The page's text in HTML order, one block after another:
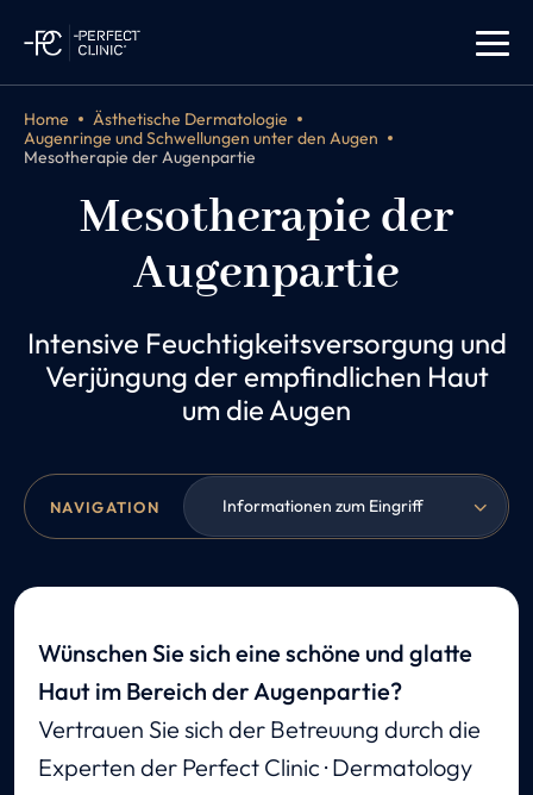
Home
Ästhetische Dermatologie
Augenringe und Schwellungen unter den Augen
Mesotherapie der Augenpartie
Mesotherapie der
Augenpartie
Intensive Feuchtigkeitsversorgung und
Verjüngung der empfindlichen Haut
um die Augen
NAVIGATION Informationen zum Eingriff
Wünschen Sie sich eine schöne und glatte
Haut im Bereich der Augenpartie?
Vertrauen Sie sich der Betreuung durch die
Experten der Perfect Clinic · Dermatology